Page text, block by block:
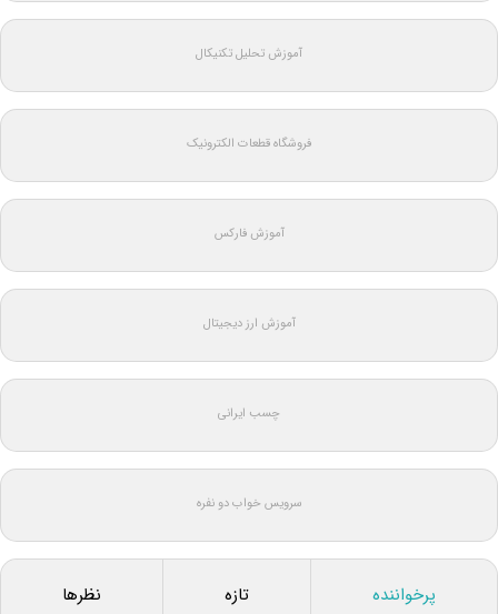
آموزش تحلیل تکنیکال
فروشگاه قطعات الکترونیک
آموزش فارکس
آموزش ارز دیجیتال
چسب ایرانی
سرویس خواب دو نفره
پرخواننده تازه نظرها